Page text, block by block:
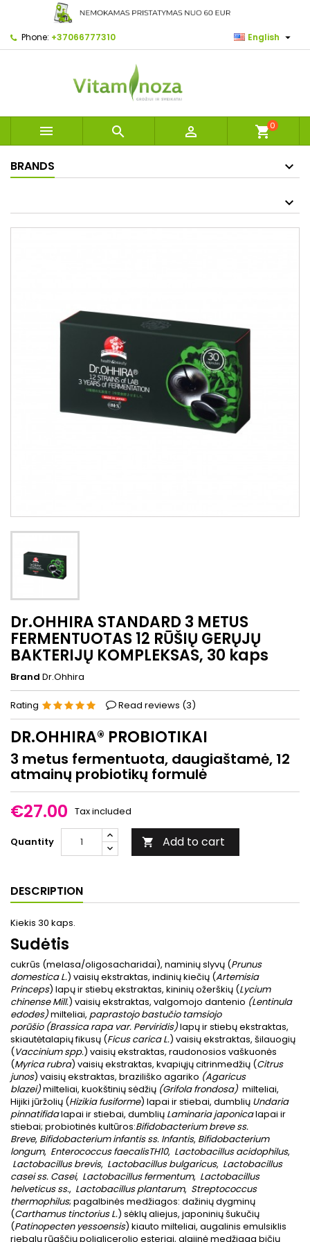
Phone: +37066777310 English 
   shopping_cart0
BRANDS
Dr.OHHIRA STANDARD 3 METUS
FERMENTUOTAS 12 RŪŠIŲ GERŲJŲ
BAKTERIJŲ KOMPLEKSAS, 30 kaps
Brand Dr.Ohhira
Rating Read reviews (3)
DR.OHHIRA® PROBIOTIKAI
3 metus fermentuota, daugiaštamė, 12
atmainų probiotikų formulė
€27.00 Tax included
Quantity  Add to cart
DESCRIPTION
Kiekis 30 kaps.
Sudėtis
cukrūs (melasa/oligosacharidai), naminių slyvų (Prunus
domestica L.) vaisių ekstraktas, indinių kiečių (Artemisia
Princeps) lapų ir stiebų ekstraktas, kininių ožerškių (Lycium
chinense Mill.) vaisių ekstraktas, valgomojo dantenio (Lentinula
edodes)milteliai, paprastojo bastučio tamsiojo
porūšio(Brassica rapavar. Perviridis)lapų ir stiebų ekstraktas,
skiautėtalapių fikusų (Ficus carica L.) vaisių ekstraktas, šilauogių
(Vaccinium spp.) vaisių ekstraktas, raudonosios vaškuonės
(Myrica rubra) vaisių ekstraktas, kvapiųjų citrinmedžių (Citrus
junos) vaisių ekstraktas, braziliško agariko (Agaricus
blazei)milteliai, kuokštinių sėdžių (Grifola frondosa) milteliai,
Hijiki jūržolių (Hizikia fusiforme) lapai ir stiebai, dumblių Undaria
pinnatifidalapai ir stiebai, dumblių Laminaria japonicalapai ir
stiebai; probiotinės kultūros:Bifidobacterium breve ss.
Breve, Bifidobacterium infantis ss. Infantis, Bifidobacterium
longum, Enterococcus faecalisTH10, Lactobacillus acidophilus,
Lactobacillus brevis, Lactobacillus bulgaricus, Lactobacillus
casei ss. Casei, Lactobacillus fermentum, Lactobacillus
helveticus ss., Lactobacillus plantarum, Streptococcus
thermophilus; pagalbinės medžiagos: dažinių dygminų
(Carthamus tinctorius L.) sėklų aliejus, japoninių šukučių
(Patinopecten yessoensis) kiauto milteliai, augalinis emulsiklis
riebalų rūgščių poliglicerolio esteriai, glajinė medžiaga bičių